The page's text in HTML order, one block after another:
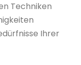
Techniken
Ihrer